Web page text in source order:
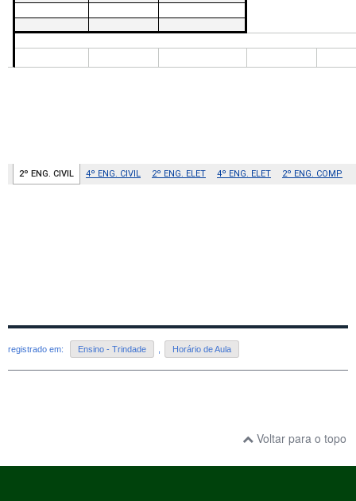
registrado em: Ensino - Trindade Horário de Aula
Voltar para o topo